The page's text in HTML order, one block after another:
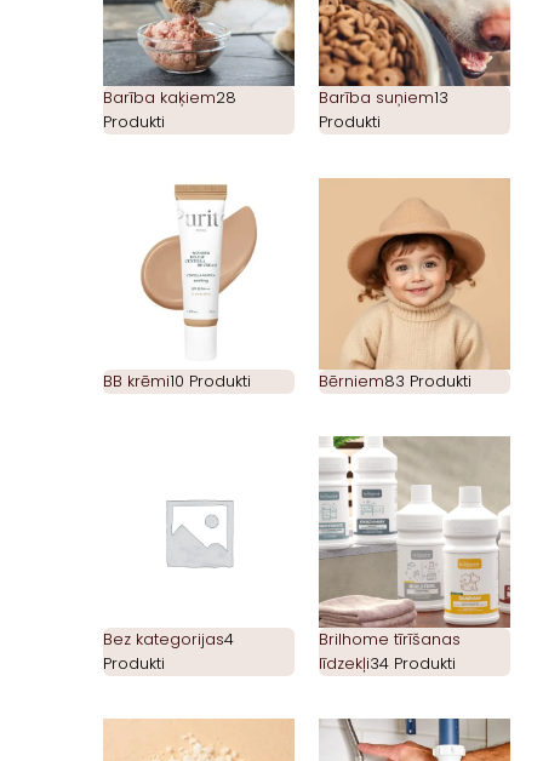
Barība kaķiem28
Produkti
Barība suņiem13
Produkti
BB krēmi10 Produkti Bērniem83 Produkti
Bez kategorijas4
Produkti
Brilhome tīrīšanas
līdzekļi34 Produkti